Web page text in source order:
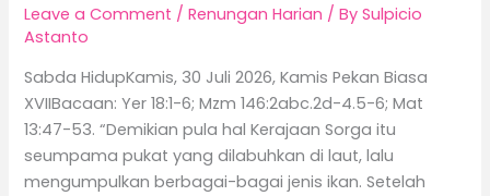
Leave a Comment /Renungan Harian / BySulpicio
Astanto
Sabda HidupKamis, 30 Juli 2026, Kamis Pekan Biasa
XVIIBacaan: Yer 18:1-6; Mzm 146:2abc.2d-4.5-6; Mat
13:47-53. “Demikian pula hal Kerajaan Sorga itu
seumpama pukat yang dilabuhkan di laut, lalu
mengumpulkan berbagai-bagai jenis ikan. Setelah